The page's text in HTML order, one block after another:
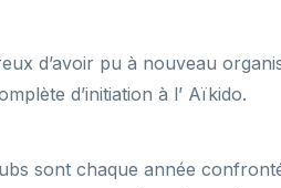
d’avoir pu à nouveau
d’initiation à l’ Aïkido.
sont chaque année